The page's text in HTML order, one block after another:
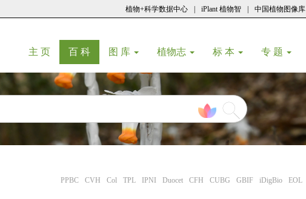
植物+科学数据中心 iPlant 植物智 中国植物图像库
主 页(current)
百 科(current)
图 库 植物志 标 本 专 题
PPBC CVH Col TPL IPNI Duocet CFH CUBG GBIF iDigBio EOL